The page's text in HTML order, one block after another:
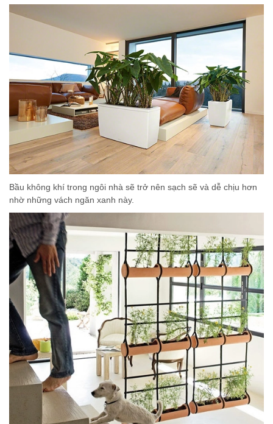
Bầu không khí trong ngôi nhà sẽ trở nên sạch sẽ và dễ chịu hơn
nhờ những vách ngăn xanh này.